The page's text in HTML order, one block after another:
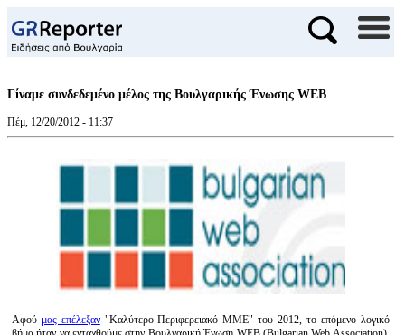
Γίναμε συνδεδεμένο μέλος της Βουλγαρικής Ένωσης WEB
Πέμ, 12/20/2012 - 11:37
Αφού μας επέλεξαν"Καλύτερο Περιφερειακό ΜΜΕ" του 2012, το επόμενο λογικό